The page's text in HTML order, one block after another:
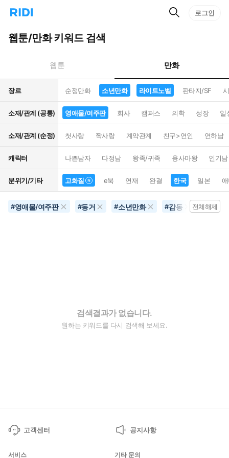
리
홈
으
턴
트
검
로그인
웹툰/만화 키워드 검색
웹툰 만화
장르 순정만화 소년만화 라이트노벨 판타지/SF
소재/관계 (공통) 영애물/여주판 회사 캠퍼스 의학 성장 일
소재/관계 (순정) 첫사랑 짝사랑 계약관계 친구>연인 연하남
캐릭터 나쁜남자 다정남 왕족/귀족 용사마왕 인기남
분위기/기타 고화질 e북 연재 완결 한국 일본
#영애물/여주판 #동거 #소년만화 #감동 #라이트
전체해제
검색결과가 없습니다.
원하는 키워드를 다시 검색해 보세요.
고객센터 공지사항
서비스 기타 문의